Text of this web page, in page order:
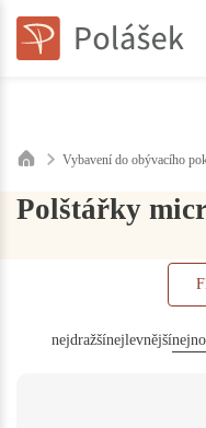
Vybavení do obývacího
Polštářky
nejdražšínejlevnější